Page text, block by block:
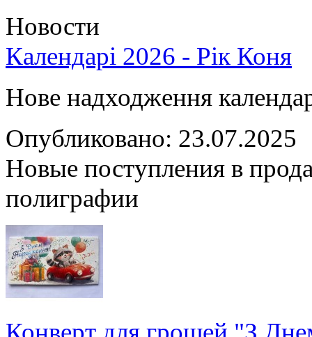
Новости
Календарі 2026 - Рік Коня
Нове надходження
Опубликовано: 23.07.2025
Новые поступления в
полиграфии